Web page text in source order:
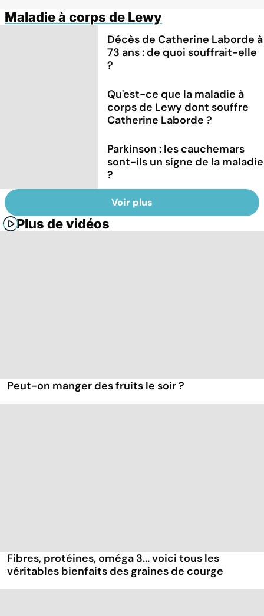
Maladie à corps de Lewy
Décès de Catherine Laborde à
73 ans : de quoi souffrait-elle
?
Qu'est-ce que la maladie à
corps de Lewy dont souffre
Catherine Laborde ?
Parkinson : les cauchemars
sont-ils un signe de la maladie
?
Voir plus
Plus de vidéos
Peut-on manger des fruits le soir ?
Fibres, protéines, oméga 3... voici tous les
véritables bienfaits des graines de courge